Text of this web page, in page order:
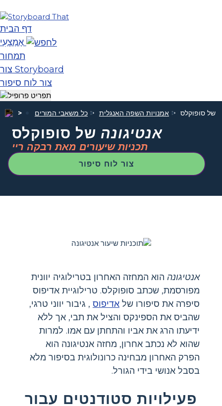
דף הבית
אֶמְצָעִי
תמחור
צור Storyboard
צור לוח סיפור
כל משאבי המורים אמנויות השפה האנגלית של סופוקלס
אנטיגונה של סופוקלס
תכניות שיעורים מאת רבקה ריי
צור לוח סיפור
אנטיגונה הוא המחזה האחרון בטרילוגיה יוונית
מפורסמת, שכתב סופוקלס. טרילוגיית אדיפוס
סיפרה את סיפורו של אדיפוס , גיבור יווני טרגי,
שהביס את הספינקס והציל את תבי, אך ללא
ידיעתו הרג את אביו והתחתן עם אמו. למרות
שהוא לא נכתב אחרון, מחזה אנטיגונה הוא
הפרק האחרון מבחינה כרונולוגית בסיפור מלא
בסבל אנושי בידי הגורל.
פעילויות סטודנטים עבור